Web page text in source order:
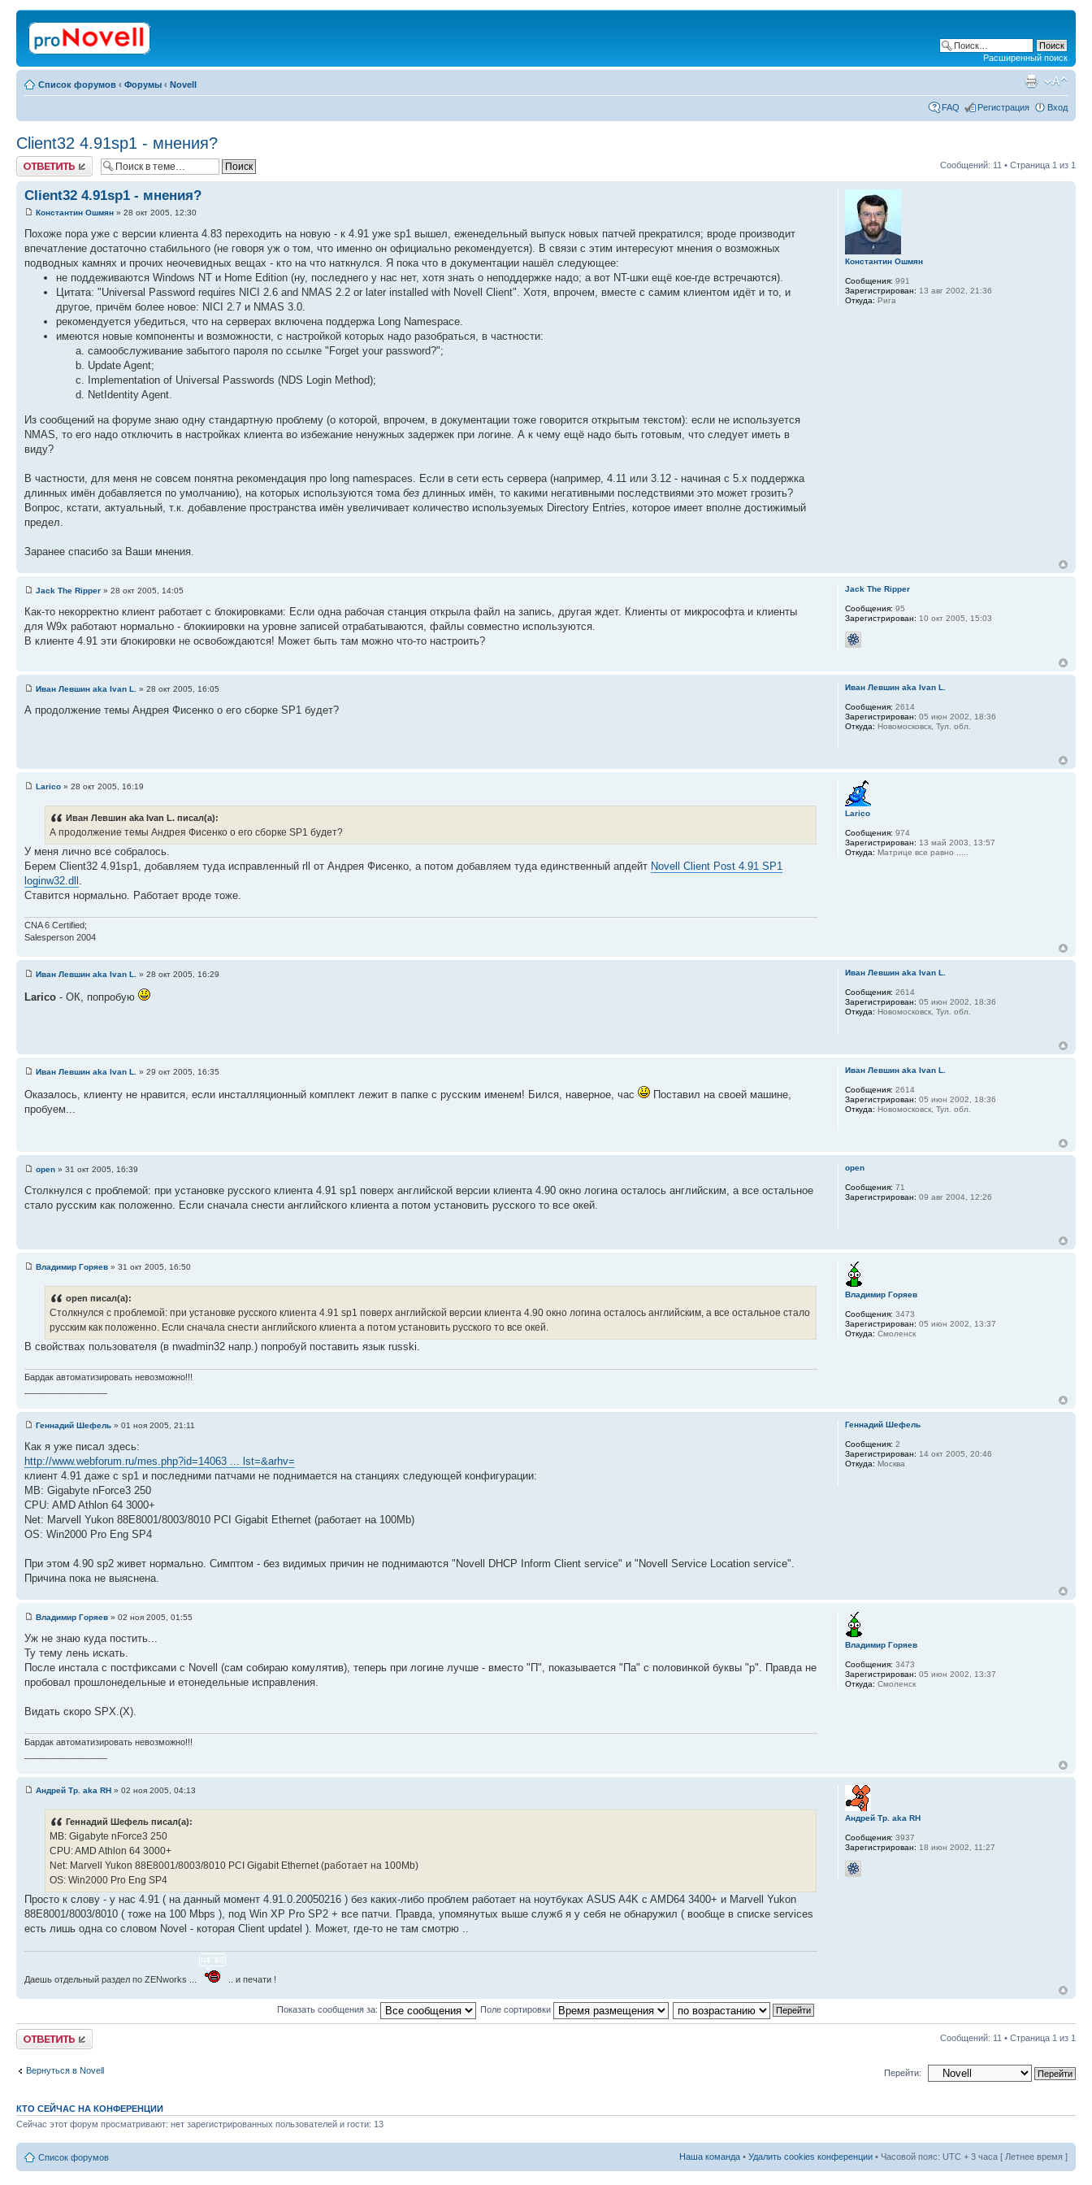
Расширенный поиск
Список форумов ‹ Форумы ‹ Novell
FAQ Регистрация Вход
Client32 4.91sp1 - мнения?
Ответить Сообщений: 11 • Страница 1 из 1
Client32 4.91sp1 - мнения?
Константин Ошмян » 28 окт 2005, 12:30
Похоже пора уже с версии клиента 4.83 переходить на новую - к 4.91 уже sp1 вышел, еженедельный выпуск новых патчей прекратился; вроде производит
впечатление достаточно стабильного (не говоря уж о том, что именно он официально рекомендуется). В связи с этим интересуют мнения о возможных
подводных камнях и прочих неочевидных вещах - кто на что наткнулся. Я пока что в документации нашёл следующее:
не поддеживаются Windows NT и Home Edition (ну, последнего у нас нет, хотя знать о неподдержке надо; а вот NT-шки ещё кое-где встречаются).
Цитата: "Universal Password requires NICI 2.6 and NMAS 2.2 or later installed with Novell Client". Хотя, впрочем, вместе с самим клиентом идёт и то, и
другое, причём более новое: NICI 2.7 и NMAS 3.0.
рекомендуется убедиться, что на серверах включена поддержа Long Namespace.
имеются новые компоненты и возможности, с настройкой которых надо разобраться, в частности:
самообслуживание забытого пароля по ссылке "Forget your password?";
Update Agent;
Implementation of Universal Passwords (NDS Login Method);
NetIdentity Agent.
Из сообщений на форуме знаю одну стандартную проблему (о которой, впрочем, в документации тоже говорится открытым текстом): если не используется
NMAS, то его надо отключить в настройках клиента во избежание ненужных задержек при логине. А к чему ещё надо быть готовым, что следует иметь в
виду?
В частности, для меня не совсем понятна рекомендация про long namespaces. Если в сети есть сервера (например, 4.11 или 3.12 - начиная с 5.x поддержка
длинных имён добавляется по умолчанию), на которых используются тома без длинных имён, то какими негативными последствиями это может грозить?
Вопрос, кстати, актуальный, т.к. добавление пространства имён увеличивает количество используемых Directory Entries, которое имеет вполне достижимый
предел.
Заранее спасибо за Ваши мнения.
Константин Ошмян
Сообщения: 991
Зарегистрирован: 13 авг 2002, 21:36
Откуда: Рига
Jack The Ripper » 28 окт 2005, 14:05
Как-то некорректно клиент работает с блокировками: Если одна рабочая станция открыла файл на запись, другая ждет. Клиенты от микрософта и клиенты
для W9x работают нормально - блокиировки на уровне записей отрабатываются, файлы совместно используются.
В клиенте 4.91 эти блокировки не освобождаются! Может быть там можно что-то настроить?
Jack The Ripper
Сообщения: 95
Зарегистрирован: 10 окт 2005, 15:03
Иван Левшин aka Ivan L.
» 28 окт 2005, 16:05
А продолжение темы Андрея Фисенко о его сборке SP1 будет?
Иван Левшин aka Ivan L.
Сообщения: 2614
Зарегистрирован: 05 июн 2002, 18:36
Откуда: Новомосковск, Тул. обл.
Larico » 28 окт 2005, 16:19
Иван Левшин aka Ivan L. писал(а):
А продолжение темы Андрея Фисенко о его сборке SP1 будет?
У меня лично все собралось.
Берем Client32 4.91sp1, добавляем туда исправленный rll от Андрея Фисенко, а потом добавляем туда единственный апдейт Novell Client Post 4.91 SP1
loginw32.dll
Ставится нормально. Работает вроде тоже.
CNA 6 Certified;
Salesperson 2004
Larico
Сообщения: 974
Зарегистрирован: 13 май 2003, 13:57
Откуда: Матрице все равно .....
Иван Левшин aka Ivan L.
» 28 окт 2005, 16:29
Larico - ОК, попробую
Иван Левшин aka Ivan L.
Сообщения: 2614
Зарегистрирован: 05 июн 2002, 18:36
Откуда: Новомосковск, Тул. обл.
Иван Левшин aka Ivan L.
» 29 окт 2005, 16:35
Оказалось, клиенту не нравится, если инсталляционный комплект лежит в папке с русским именем! Бился, наверное, час
Поставил на своей машине,
пробуем...
Иван Левшин aka Ivan L.
Сообщения: 2614
Зарегистрирован: 05 июн 2002, 18:36
Откуда: Новомосковск, Тул. обл.
open » 31 окт 2005, 16:39
Столкнулся с проблемой: при установке русского клиента 4.91 sp1 поверх английской версии клиента 4.90 окно логина осталось английским, а все остальное
стало русским как положенно. Если сначала снести английского клиента а потом установить русского то все окей.
open
Сообщения: 71
Зарегистрирован: 09 авг 2004, 12:26
Владимир Горяев » 31 окт 2005, 16:50
open писал(а):
Столкнулся с проблемой: при установке русского клиента 4.91 sp1 поверх английской версии клиента 4.90 окно логина осталось английским, а все остальное стало
русским как положенно. Если сначала снести английского клиента а потом установить русского то все окей.
В свойствах пользователя (в nwadmin32 напр.) попробуй поставить язык russki.
Бардак автоматизировать невозможно!!!
Владимир Горяев
Сообщения: 3473
Зарегистрирован: 05 июн 2002, 13:37
Откуда: Смоленск
Геннадий Шефель » 01 ноя 2005, 21:11
Как я уже писал здесь:
http://www.webforum.ru/mes.php?id=14063 ... lst=&arhv=
клиент 4.91 даже с sp1 и последними патчами не поднимается на станциях следующей конфигурации:
MB: Gigabyte nForce3 250
CPU: AMD Athlon 64 3000+
Net: Marvell Yukon 88E8001/8003/8010 PCI Gigabit Ethernet (работает на 100Mb)
OS: Win2000 Pro Eng SP4
При этом 4.90 sp2 живет нормально. Симптом - без видимых причин не поднимаются "Novell DHCP Inform Client service" и "Novell Service Location service".
Причина пока не выяснена.
Геннадий Шефель
Сообщения: 2
Зарегистрирован: 14 окт 2005, 20:46
Откуда: Москва
Владимир Горяев » 02 ноя 2005, 01:55
Уж не знаю куда постить...
Ту тему лень искать.
После инстала с постфиксами с Novell (сам собираю комулятив), теперь при логине лучше - вместо "П", показывается "Па" с половинкой буквы "р". Правда не
пробовал прошлонедельные и етонедельные исправления.
Видать скоро SPX.(X).
Бардак автоматизировать невозможно!!!
Владимир Горяев
Сообщения: 3473
Зарегистрирован: 05 июн 2002, 13:37
Откуда: Смоленск
Андрей Тр. aka RH » 02 ноя 2005, 04:13
Геннадий Шефель писал(а):
MB: Gigabyte nForce3 250
CPU: AMD Athlon 64 3000+
Net: Marvell Yukon 88E8001/8003/8010 PCI Gigabit Ethernet (работает на 100Mb)
OS: Win2000 Pro Eng SP4
Просто к слову - у нас 4.91 ( на данный момент 4.91.0.20050216 ) без каких-либо проблем работает на ноутбуках ASUS A4K c AMD64 3400+ и Marvell Yukon
88E8001/8003/8010 ( тоже на 100 Mbps ), под Win XP Pro SP2 + все патчи. Правда, упомянутых выше служб я у себя не обнаружил ( вообще в списке services
есть лишь одна со словом Novel - которая Сlient updatel ). Может, где-то не там смотрю ..
Даешь отдельный раздел по ZENworks ... .. и печати !
Андрей Тр. aka RH
Сообщения: 3937
Зарегистрирован: 18 июн 2002, 11:27
Показать сообщения за: Поле сортировки
Ответить Сообщений: 11 • Страница 1 из 1
Вернуться в Novell Перейти:
КТО СЕЙЧАС НА КОНФЕРЕНЦИИ
Сейчас этот форум просматривают: нет зарегистрированных пользователей и гости: 13
Список форумов Наша команда • Удалить cookies конференции • Часовой пояс: UTC + 3 часа [ Летнее время ]